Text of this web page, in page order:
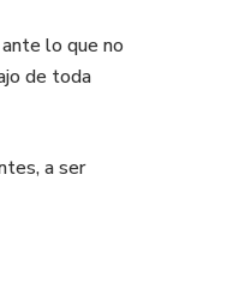
lo que no
de toda
a ser